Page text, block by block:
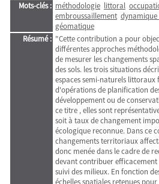
Mots-clés : méthodologie littoral
embroussaillement dynamique
géomatique
Résumé : "Cette contribution a pour
différentes approches
de mesurer les changements
des sols. les trois situations
espaces semi-naturels littoraux
d'opérations de planification
développement ou de
ce titre , elles sont
soit à taux de changement
écologique reconnue. Dans ce
changements territoriaux
donc menée dans le cadre de
devant contribuer efficacement
suivi des milieux. En fonction
échelles spatiales retenues